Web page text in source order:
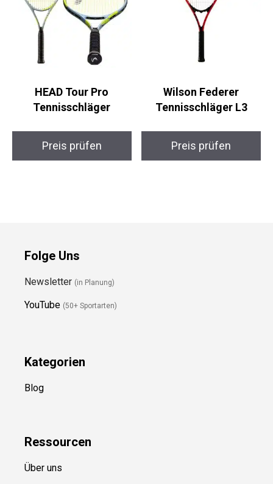
HEAD Tour Pro
Tennisschläger
Wilson Federer
Tennisschläger L3
Folge Uns
YouTube (50+ Sportarten)
Blog